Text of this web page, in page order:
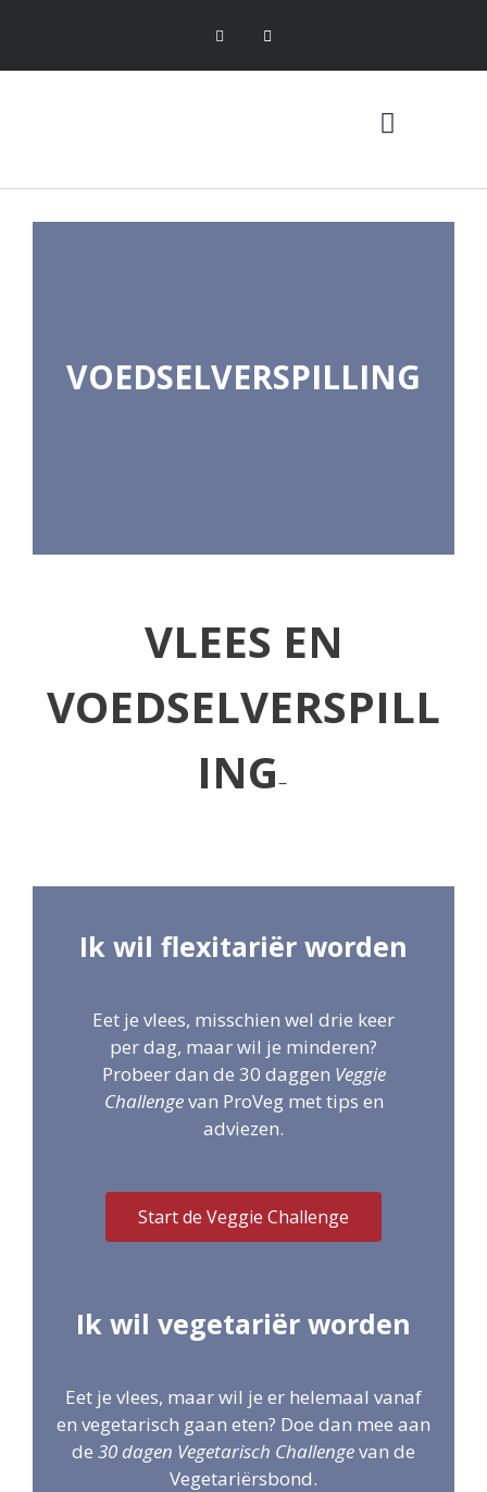
VOEDSELVERSPILLING
VLEES EN
VOEDSELVERSPILL
ING–
Ik wil flexitariër worden
Eet je vlees, misschien wel drie keer
per dag, maar wil je minderen?
Probeer dan de 30 daggen Veggie
Challengevan ProVeg met tips en
adviezen.
Start de Veggie Challenge
Ik wil vegetariër worden
Eet je vlees, maar wil je er helemaal vanaf
en vegetarisch gaan eten? Doe dan mee aan
de 30 dagen Vegetarisch Challengevan de
Vegetariërsbond.